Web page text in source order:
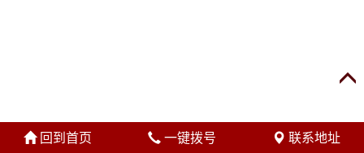
回到首页 一键拨号 联系地址